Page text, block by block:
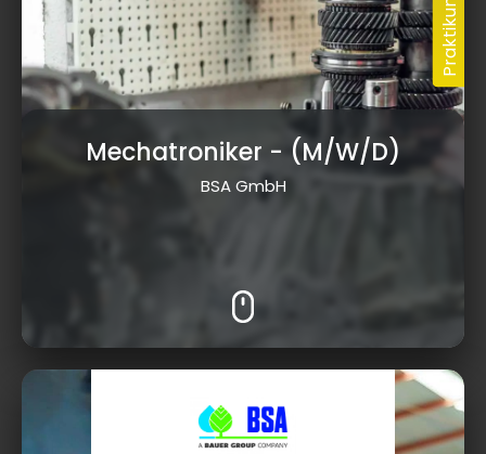
Mechatroniker - (M/W/D)
BSA GmbH